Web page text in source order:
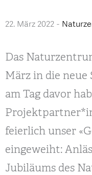
22. März 2022 -
Das
März in die neue
am Tag davor
feierlich unser
eingeweiht:
Jubiläums des